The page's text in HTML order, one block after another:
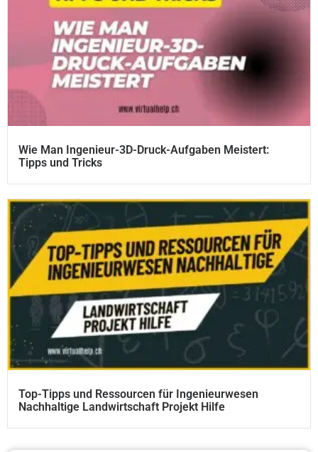
Wie Man Ingenieur-3D-Druck-Aufgaben Meistert:
Tipps und Tricks
Top-Tipps und Ressourcen für Ingenieurwesen
Nachhaltige Landwirtschaft Projekt Hilfe